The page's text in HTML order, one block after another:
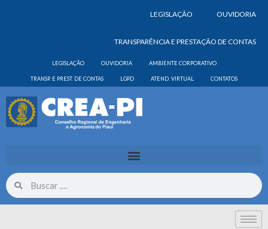
LEGISLAÇÃO OUVIDORIA
TRANSPARÊNCIA E PRESTAÇÃO DE CONTAS
LEGISLAÇÃO OUVIDORIA AMBIENTE CORPORATIVO
TRANSP. E PREST. DE CONTAS LGPD ATEND. VIRTUAL CONTATOS